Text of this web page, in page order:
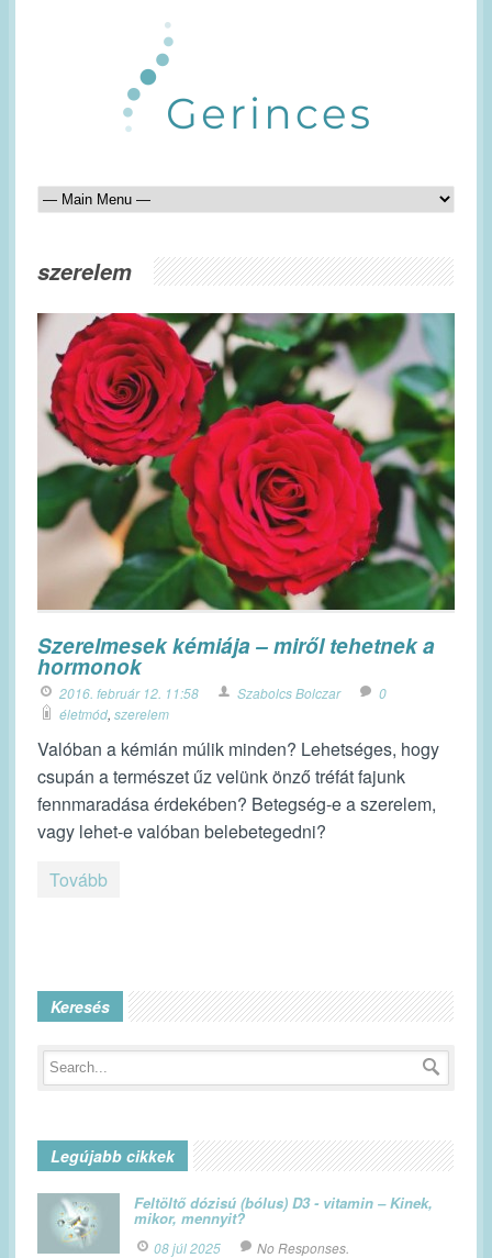
szerelem
Szerelmesek kémiája – miről tehetnek a
hormonok
2016. február 12. 11:58 Szabolcs Bolczar
0
életmód, szerelem
Valóban a kémián múlik minden? Lehetséges, hogy
csupán a természet űz velünk önző tréfát fajunk
fennmaradása érdekében? Betegség-e a szerelem,
vagy lehet-e valóban belebetegedni?
Tovább
Keresés
Legújabb cikkek
Feltöltő dózisú (bólus) D3 - vitamin – Kinek,
mikor, mennyit?
08 júl 2025 No Responses.